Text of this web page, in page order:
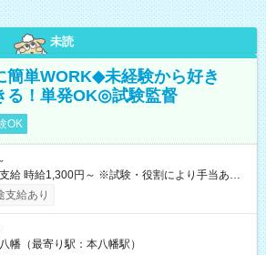
未読
簡単WORK◆未経験から好き
る！単発OK◎試験監督
OK
り手当あり
り昇給あり 【即給（前払い）オプションあ
れる場合、勤務から1週間ほどで給与の一部を受け
擬試験 8:30～17:30（休憩1時間） 時給1,300円
円＋交通費 ※当日の役割により時給＋100
支給あり
幡（最寄り駅：本八幡駅）